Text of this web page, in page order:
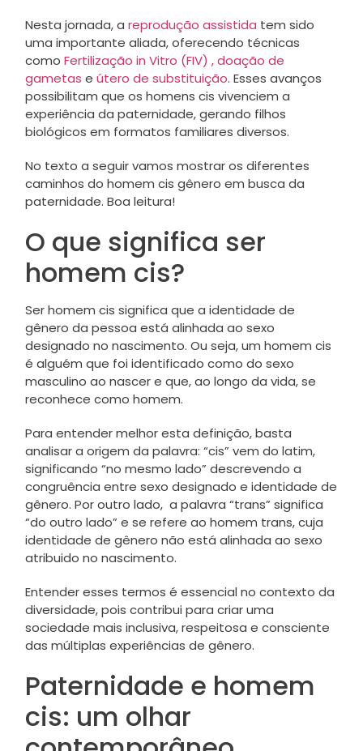
Nesta jornada, a reprodução assistida tem sido
uma importante aliada, oferecendo técnicas
como Fertilização in Vitro (FIV) , doação de
gametas e útero de substituição. Esses avanços
possibilitam que os homens cis vivenciem a
experiência da paternidade, gerando filhos
biológicos em formatos familiares diversos.
No texto a seguir vamos mostrar os diferentes
caminhos do homem cis gênero em busca da
paternidade. Boa leitura!
O que significa ser
homem cis?
Ser homem cis significa que a identidade de
gênero da pessoa está alinhada ao sexo
designado no nascimento. Ou seja, um homem cis
é alguém que foi identificado como do sexo
masculino ao nascer e que, ao longo da vida, se
reconhece como homem.
Para entender melhor esta definição, basta
analisar a origem da palavra: “cis” vem do latim,
significando “no mesmo lado” descrevendo a
congruência entre sexo designado e identidade de
gênero. Por outro lado, a palavra “trans” significa
“do outro lado” e se refere ao homem trans, cuja
identidade de gênero não está alinhada ao sexo
atribuido no nascimento.
Entender esses termos é essencial no contexto da
diversidade, pois contribui para criar uma
sociedade mais inclusiva, respeitosa e consciente
das múltiplas experiências de gênero.
Paternidade e homem
cis: um olhar